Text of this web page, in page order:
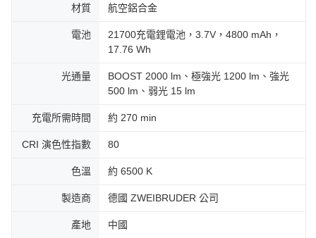
材質 航空鋁合金
電池
21700充電鋰電池，3.7V，4800 mAh，
17.76 Wh
光通量
BOOST 2000 lm、極強光 1200 lm、強光
500 lm、弱光 15 lm
充電所需時間 約 270 min
CRI 演色性指數 80
色溫 約 6500 K
製造商 德國 ZWEIBRUDER 公司
產地 中國